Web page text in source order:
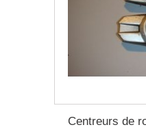
Centreurs de